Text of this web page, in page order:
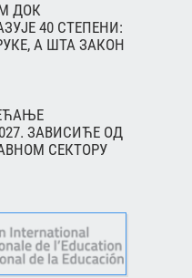
ДОК
40 СТЕПЕНИ:
А ШТА ЗАКОН
ЗАВИСИЋЕ ОД
СЕКТОРУ